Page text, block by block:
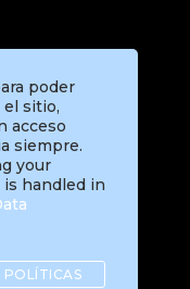
poder
sitio,
acceso
siempre.
your
handled in
POLÍTICAS